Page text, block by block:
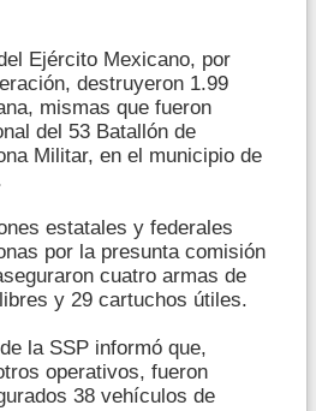
Ejército Mexicano, por
destruyeron 1.99
mismas que fueron
del 53 Batallón de
Militar, en el municipio de
estatales y federales
por la presunta comisión
cuatro armas de
y 29 cartuchos útiles.
la SSP informó que,
operativos, fueron
38 vehículos de